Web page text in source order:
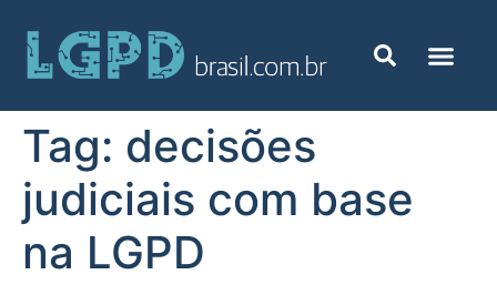
Tag: decisões
judiciais com base
na LGPD